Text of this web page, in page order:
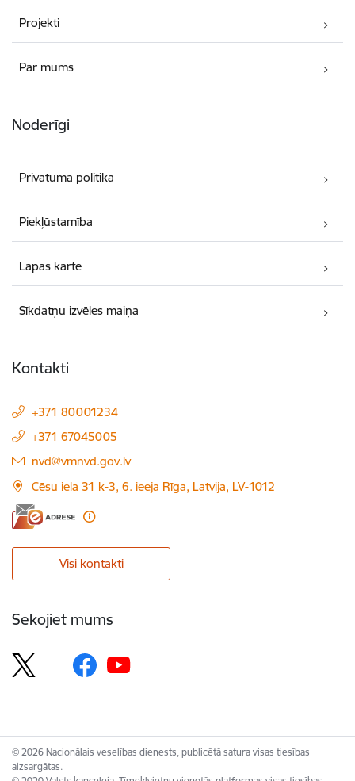
Projekti
Par mums
Noderīgi
Privātuma politika
Piekļūstamība
Lapas karte
Sīkdatņu izvēles maiņa
Kontakti
+371 80001234
+371 67045005
E-pasts:
nvd@vmnvd.gov.lv
Cēsu iela 31 k-3, 6. ieeja Rīga, Latvija, LV-1012
Visi kontakti
Sekojiet mums
© 2026 Nacionālais veselības dienests, publicētā satura visas tiesības
aizsargātas.